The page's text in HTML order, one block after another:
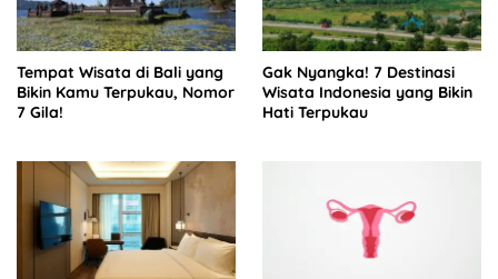
Tempat Wisata di Bali yang
Bikin Kamu Terpukau, Nomor
7 Gila!
Gak Nyangka! 7 Destinasi
Wisata Indonesia yang Bikin
Hati Terpukau